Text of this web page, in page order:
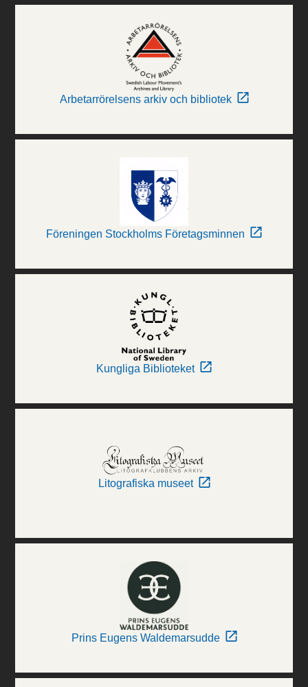
Arbetarrörelsens arkiv och bibliotek
Föreningen Stockholms Företagsminnen
Kungliga Biblioteket
Litografiska museet
Prins Eugens Waldemarsudde